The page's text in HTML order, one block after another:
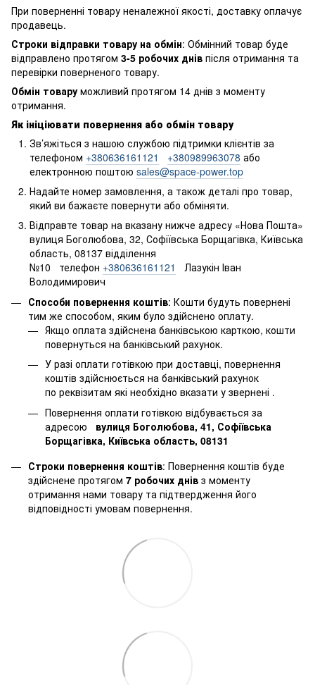
При поверненні товару неналежної якості, доставку оплачує
продавець.
Строки відправки товару на обмін: Обмінний товар буде
відправлено протягом 3-5 робочих днів після отримання та
перевірки поверненого товару.
Обмін товару можливий протягом 14 днів з моменту
отримання.
Як ініціювати повернення або обмін товару
Зв’яжіться з нашою службою підтримки клієнтів за
телефоном +380636161121 +380989963078 або
електронною поштою sales@space-power.top
Надайте номер замовлення, а також деталі про товар,
який ви бажаєте повернути або обміняти.
Відправте товар на вказану нижче адресу «Нова Пошта»
вулиця Боголюбова, 32, Софіївська Борщагівка, Київська
область, 08137 відділення
№10 телефон +380636161121
Лазукін Іван
Володимирович
Способи повернення коштів: Кошти будуть повернені
тим же способом, яким було здійснено оплату.
Якщо оплата здійснена банківською карткою, кошти
повернуться на банківський рахунок.
У разі оплати готівкою при доставці, повернення
коштів здійснюється на банківський рахунок
по реквізитам які необхідно вказати у звернені .
Повернення оплати готівкою відбувається за
адресою вулиця Боголюбова, 41, Софіївська
Борщагівка, Київська область, 08131
Строки повернення коштів: Повернення коштів буде
здійснене протягом 7 робочих днів з моменту
отримання нами товару та підтвердження його
відповідності умовам повернення.